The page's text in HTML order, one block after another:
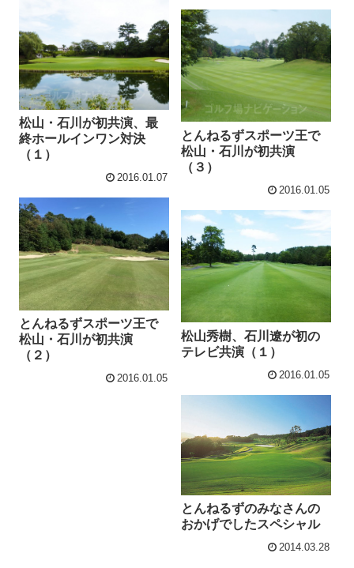
松山・石川が初共演、最
終ホールインワン対決
（１）
2016.01.07
とんねるずスポーツ王で
松山・石川が初共演
（３）
2016.01.05
とんねるずスポーツ王で
松山・石川が初共演
（２）
2016.01.05
松山秀樹、石川遼が初の
テレビ共演（１）
2016.01.05
とんねるずのみなさんの
おかげでしたスペシャル
2014.03.28